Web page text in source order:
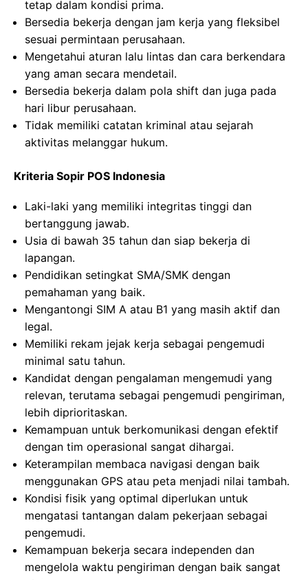
tetap dalam kondisi prima.
Bersedia bekerja dengan jam kerja yang fleksibel
sesuai permintaan perusahaan.
Mengetahui aturan lalu lintas dan cara berkendara
yang aman secara mendetail.
Bersedia bekerja dalam pola shift dan juga pada
hari libur perusahaan.
Tidak memiliki catatan kriminal atau sejarah
aktivitas melanggar hukum.
Kriteria Sopir POS Indonesia
Laki-laki yang memiliki integritas tinggi dan
bertanggung jawab.
Usia di bawah 35 tahun dan siap bekerja di
lapangan.
Pendidikan setingkat SMA/SMK dengan
pemahaman yang baik.
Mengantongi SIM A atau B1 yang masih aktif dan
legal.
Memiliki rekam jejak kerja sebagai pengemudi
minimal satu tahun.
Kandidat dengan pengalaman mengemudi yang
relevan, terutama sebagai pengemudi pengiriman,
lebih diprioritaskan.
Kemampuan untuk berkomunikasi dengan efektif
dengan tim operasional sangat dihargai.
Keterampilan membaca navigasi dengan baik
menggunakan GPS atau peta menjadi nilai tambah.
Kondisi fisik yang optimal diperlukan untuk
mengatasi tantangan dalam pekerjaan sebagai
pengemudi.
Kemampuan bekerja secara independen dan
mengelola waktu pengiriman dengan baik sangat